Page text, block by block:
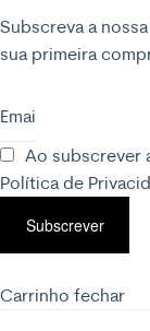
Subscreva a
sua primeira
Ao subscrever
Política de
Subscrever
Carrinho fechar